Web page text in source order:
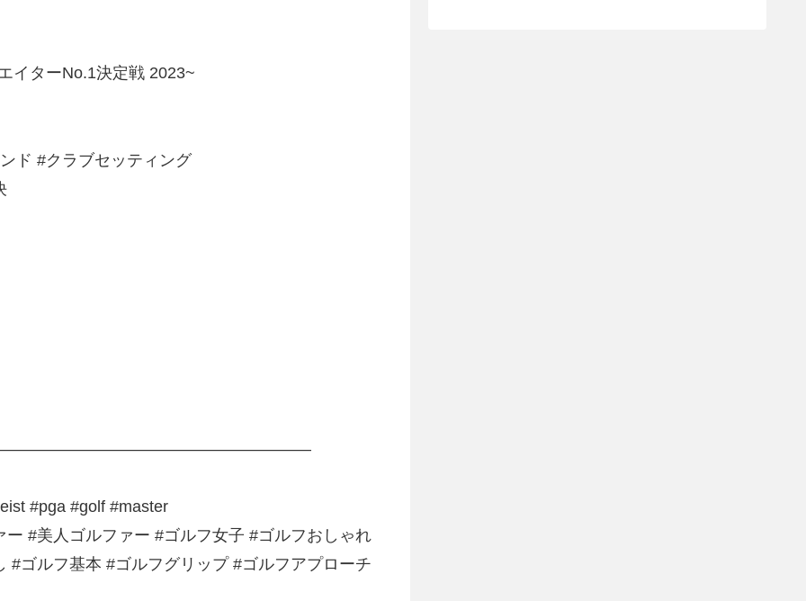
イターNo.1決定戦 2023~
ド #クラブセッティング
#pga #golf #master
#美人ゴルファー #ゴルフ女子 #ゴルフおしゃれ
ゴルフ基本 #ゴルフグリップ #ゴルフアプローチ